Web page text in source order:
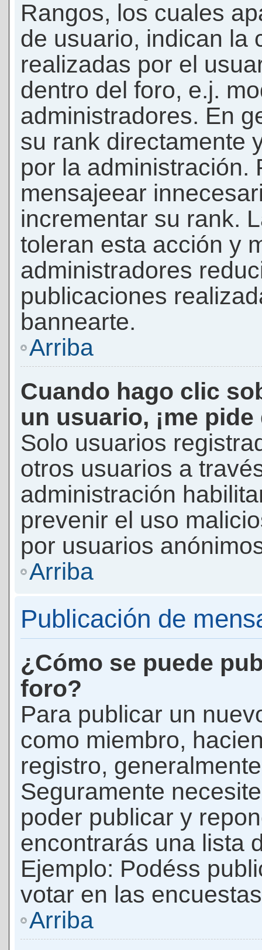
Rangos, los cuales
de usuario, indican la
realizadas por el
dentro del foro, e.j.
administradores. En
su rank directamente
por la administración.
mensajeear
incrementar su rank.
toleran esta acción y
administradores
publicaciones
bannearte.
Arriba
Cuando hago clic
un usuario, ¡me
Solo usuarios
otros usuarios a
administración
prevenir el uso
por usuarios
Arriba
Publicación de
¿Cómo se puede
foro?
Para publicar un
como miembro,
registro,
Seguramente
poder publicar y
encontrarás una lista
Ejemplo: Podéss
votar en las
Arriba